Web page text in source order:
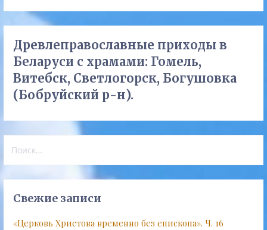
Древлеправославные приходы в
Беларуси с храмами: Гомель,
Витебск, Светлогорск, Богушовка
(Бобруйский р-н).
Свежие записи
«Церковь Христова временно без епископа». Ч. 16